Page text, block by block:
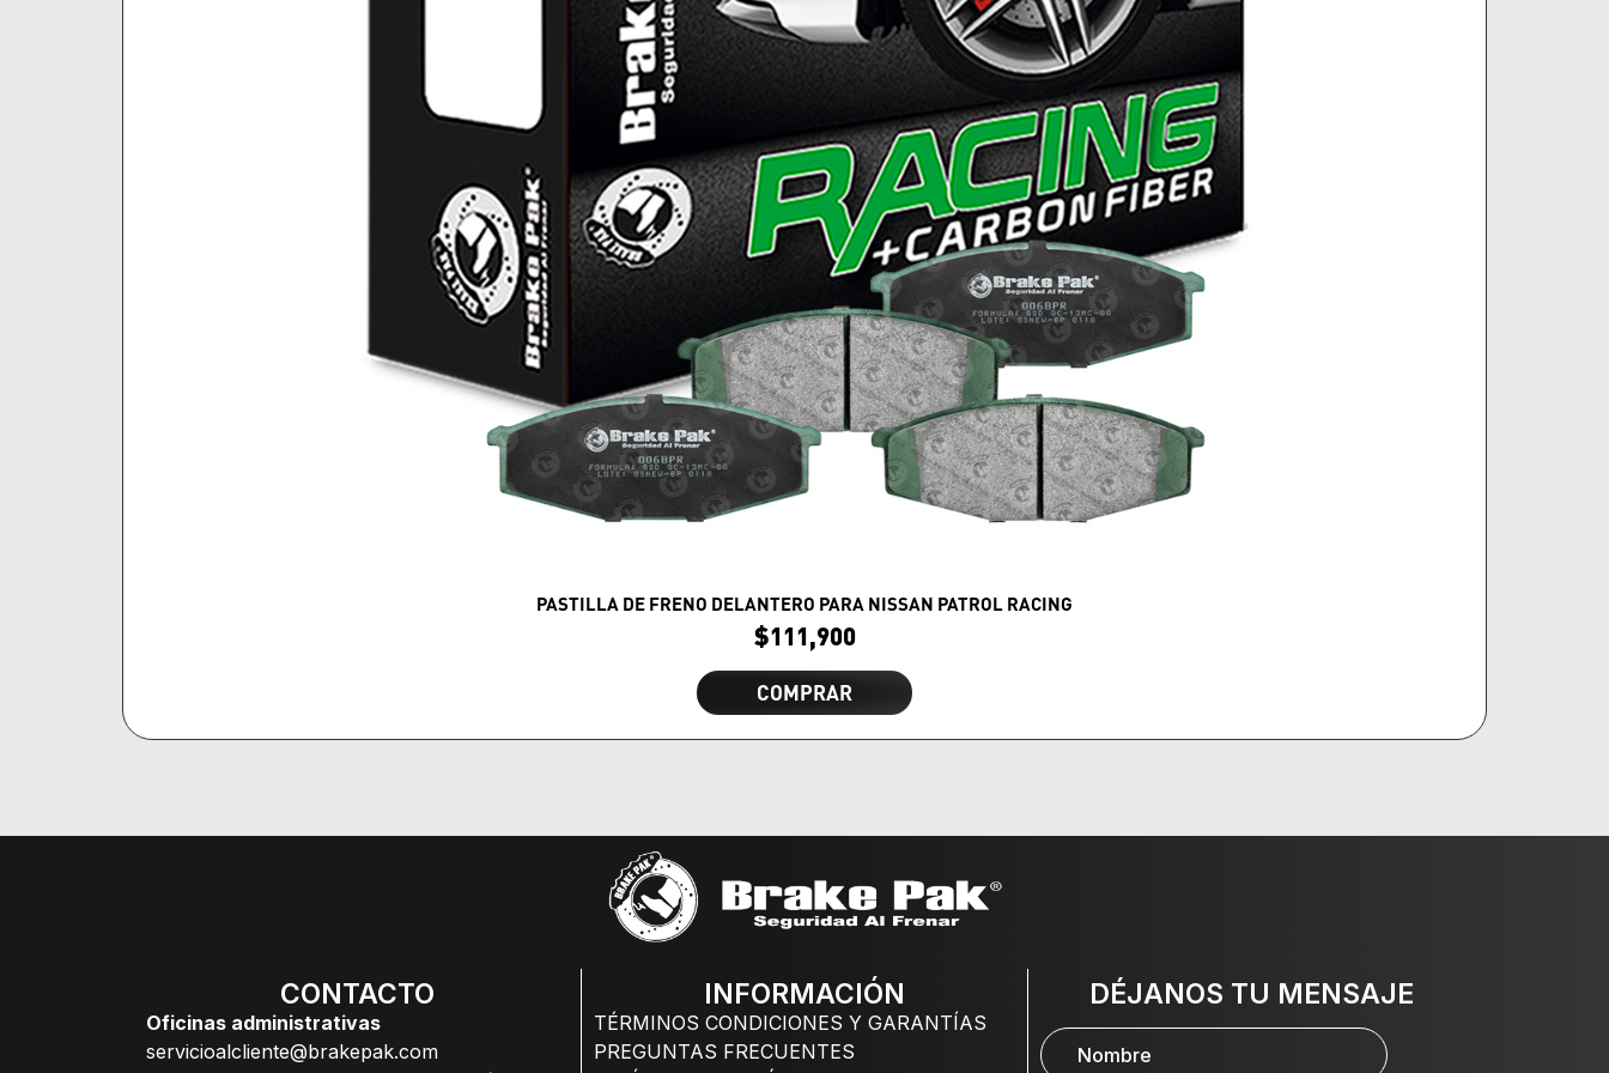
PASTILLA DE FRENO DELANTERO PARA NISSAN PATROL RACING
$111,900
COMPRAR
CONTACTO
Oficinas administrativas
servicioalcliente@brakepak.com
INFORMACIÓN
TÉRMINOS CONDICIONES Y GARANTÍAS
PREGUNTAS FRECUENTES
DÉJANOS TU MENSAJE